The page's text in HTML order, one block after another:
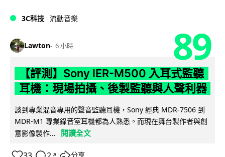
3C科技 流動音樂
Lawton 6 小時 89
【評測】Sony IER-M500 入耳式監聽
耳機：現場拍攝、後製監聽與人聲利器
談到專業混音專用的聲音監聽耳機，Sony 經典 MDR-7506 到
MDR-M1 專業錄音室耳機都為人熟悉。而現在舞台製作者與創
意影像製作...
閱讀全文
↗